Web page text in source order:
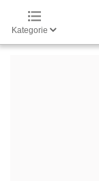
Kategorie